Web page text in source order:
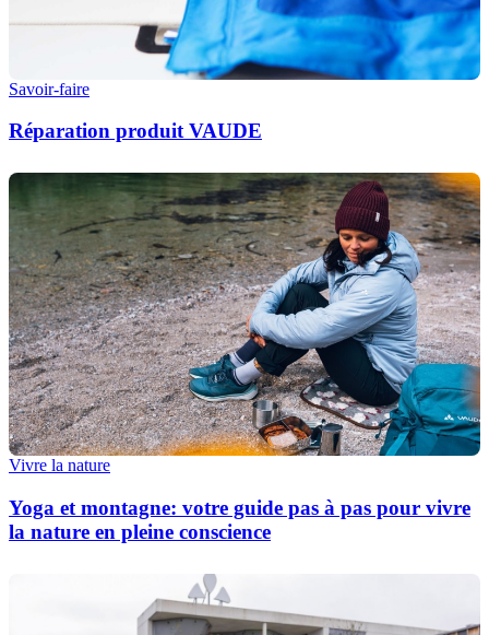
Savoir-faire
Réparation produit VAUDE
Vivre la nature
Yoga et montagne: votre guide pas à pas pour vivre
la nature en pleine conscience